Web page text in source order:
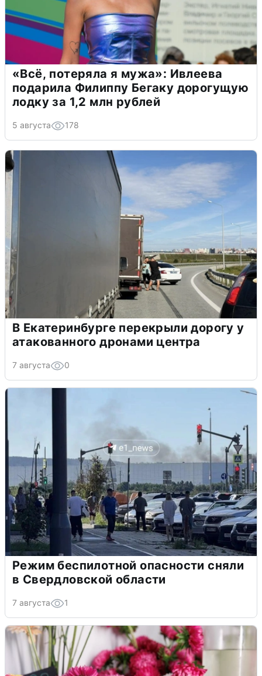
«Всё, потеряла я мужа»: Ивлеева
подарила Филиппу Бегаку дорогущую
лодку за 1,2 млн рублей
5 августа 178
В Екатеринбурге перекрыли дорогу у
атакованного дронами центра
7 августа 0
Режим беспилотной опасности сняли
в Свердловской области
7 августа 1